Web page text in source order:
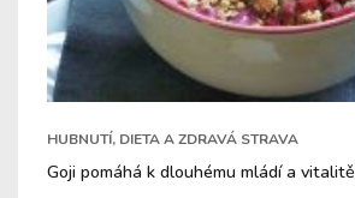
HUBNUTÍ, DIETA A ZDRAVÁ STRAVA
Goji pomáhá k dlouhému mládí a vitalitě